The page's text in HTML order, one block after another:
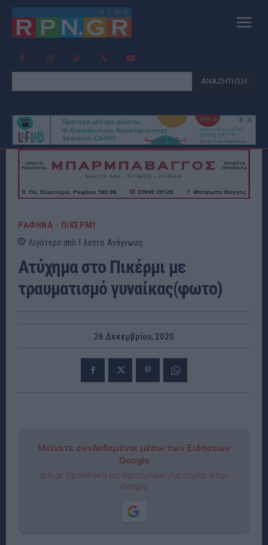
ΑΝΑΖΗΤΗΣΗ
ΡΑΦΗΝΑ - ΠΙΚΕΡΜΙ
Λιγότερο από 1 λεπτα Ανάγνωση
Ατύχημα στο Πικέρμι με
τραυματισμό γυναίκας(φωτο)
26 Δεκεμβρίου, 2020
Μείνετε συνδεδεμένοι μέσω των Ειδήσεων
Google
rpn.gr Προσθήκη ως προτιμώμενης πηγής στην
Google